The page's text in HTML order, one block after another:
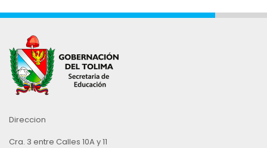
Direccion
Cra. 3 entre Calles 10A y 11